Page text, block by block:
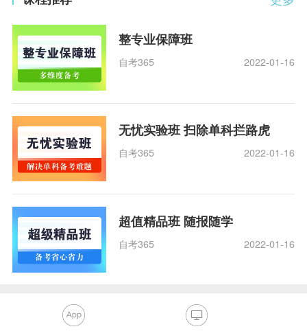
整专业保障班
自考365 2022-01-16
无忧实验班 扫除单科拦路虎
自考365 2022-01-16
超值精品班 随报随学
自考365 2022-01-16